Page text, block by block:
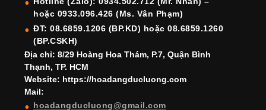
o
k
e
e
h
hoặc 0933.096.426 (Ms. Vân Phạm)
ĐT: 08.6859.1206 (BP.KD) hoặc 08.6859.1260
(BP.CSKH)
Địa chỉ: 8/29 Hoàng Hoa Thám, P.7, Quận Bình
Thạnh, TP. HCM
Website: https://hoadangducluong.com
Mail:
hoadangducluong@gmail.com